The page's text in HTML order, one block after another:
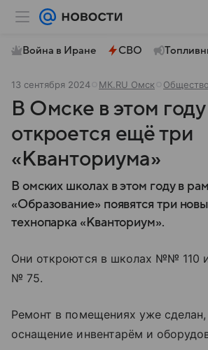
Война в Иране СВО
13 сентября 2024 МК.RU Омск Общество
В Омске в этом году
откроется ещё три
«Кванториума»
В омских школах в этом году в
«Образование» появятся три
технопарка «Кванториум».
Они откроются в школах №№ 110
№ 75.
Ремонт в помещениях уже сделан,
оснащение инвентарём и